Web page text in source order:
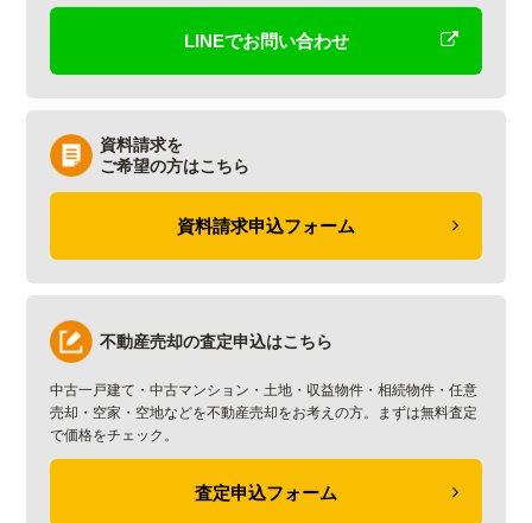
LINEでお問い合わせ
資料請求を
ご希望の方はこちら
資料請求申込フォーム
不動産売却の査定申込はこちら
中古一戸建て・中古マンション・土地・収益物件・相続物件・任意
売却・空家・空地などを不動産売却をお考えの方。まずは無料査定
で価格をチェック。
査定申込フォーム